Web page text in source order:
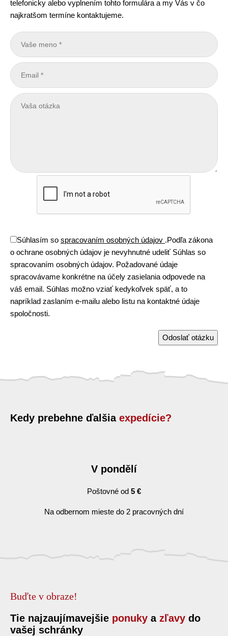
telefonicky alebo vyplnením tohto formulára a my Vás v čo
najkratšom termíne kontaktujeme.
Súhlasím so spracovaním osobných údajov .Podľa zákona
o ochrane osobných údajov je nevyhnutné udeliť Súhlas so
spracovaním osobných údajov. Požadované údaje
spracovávame konkrétne na účely zasielania odpovede na
váš email. Súhlas možno vziať kedykoľvek späť, a to
napríklad zaslaním e-mailu alebo listu na kontaktné údaje
spoločnosti.
Odoslať otázku
Kedy prebehne ďalšia expedície?
V pondělí
Poštovné od 5 €
Na odbernom mieste do 2 pracovných dní
Buďte v obraze!
Tie najzaujímavejšie ponuky a zľavy do
vašej schránky